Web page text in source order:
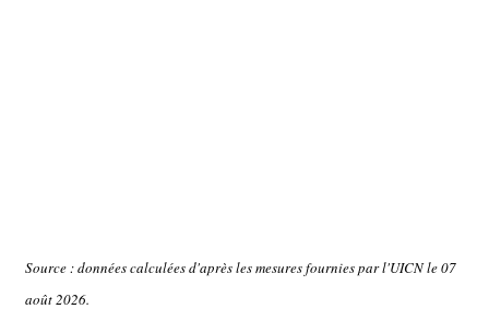
Source : données calculées d'après les mesures fournies par l'UICN le 07
août 2026.